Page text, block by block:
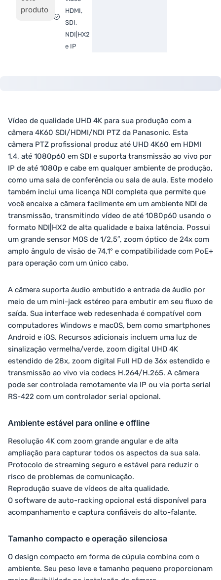
HDMI,
SDI,
NDI|HX2
e IP
produto
Vídeo de qualidade UHD 4K para sua produção com a
câmera 4K60 SDI/HDMI/NDI PTZ da Panasonic. Esta
câmera PTZ profissional produz até UHD 4K60 em HDMI
1.4, até 1080p60 em SDI e suporta transmissão ao vivo por
IP de até 1080p e cabe em qualquer ambiente de produção,
como uma sala de conferência ou sala de aula. Este modelo
também inclui uma licença NDI completa que permite que
você encaixe a câmera facilmente em um ambiente NDI de
transmissão, transmitindo vídeo de até 1080p60 usando o
formato NDI|HX2 de alta qualidade e baixa latência. Possui
um grande sensor MOS de 1/2,5″, zoom óptico de 24x com
amplo ângulo de visão de 74,1° e compatibilidade com PoE+
para operação com um único cabo.
A câmera suporta áudio embutido e entrada de áudio por
meio de um mini-jack estéreo para embutir em seu fluxo de
saída. Sua interface web redesenhada é compatível com
computadores Windows e macOS, bem como smartphones
Android e iOS. Recursos adicionais incluem uma luz de
sinalização vermelha/verde, zoom digital UHD 4K
estendido de 28x, zoom digital Full HD de 36x estendido e
transmissão ao vivo via codecs H.264/H.265. A câmera
pode ser controlada remotamente via IP ou via porta serial
RS-422 com um controlador serial opcional.
Ambiente estável para online e offline
Resolução 4K com zoom grande angular e de alta
ampliação para capturar todos os aspectos da sua sala.
Protocolo de streaming seguro e estável para reduzir o
risco de problemas de comunicação.
Reprodução suave de vídeos de alta qualidade.
O software de auto-racking opcional está disponível para
acompanhamento e captura confiáveis ​​do alto-falante.
Tamanho compacto e operação silenciosa
O design compacto em forma de cúpula combina com o
ambiente. Seu peso leve e tamanho pequeno proporcionam